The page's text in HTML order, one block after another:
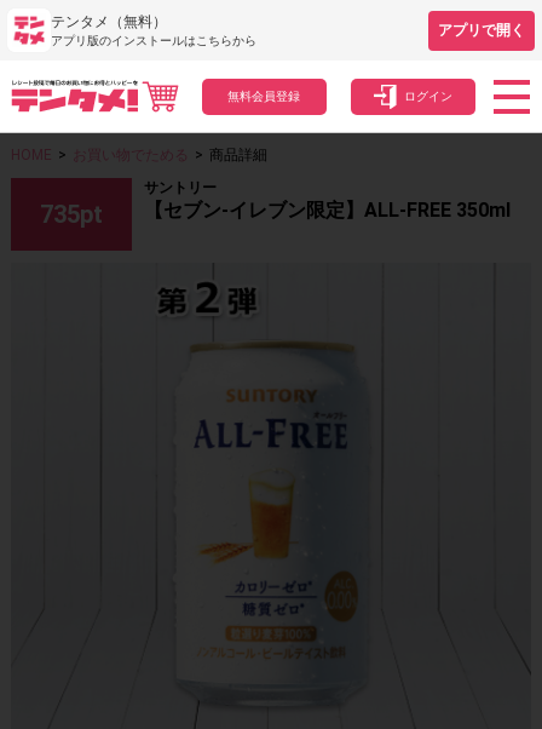
テンタメ（無料）
アプリ版のインストールはこちらから
アプリで開く
無料会員登録 ログイン
HOME > お買い物でためる > 商品詳細
735pt
サントリー
【セブン-イレブン限定】ALL-FREE 350ml